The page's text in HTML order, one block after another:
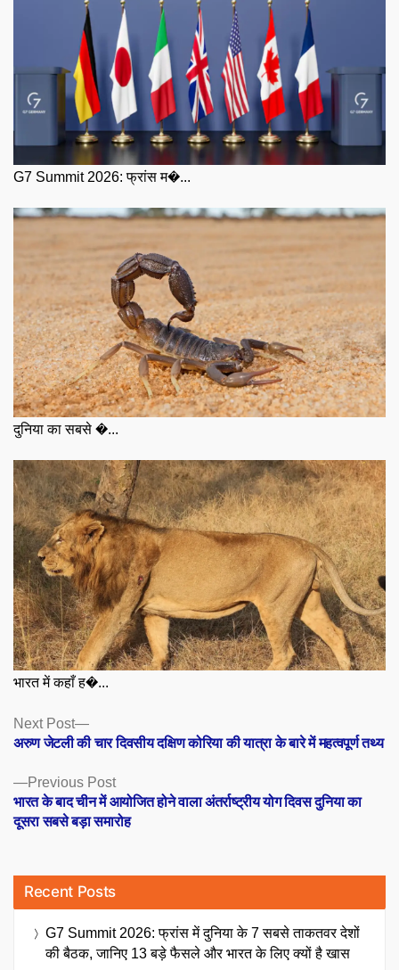
G7 Summit 2026: फ्रांस म�...
दुनिया का सबसे �...
भारत में कहाँ ह�...
Posts
navigation
Previous PostPrevious
post:
भारत के बाद चीन में आयोजित होने वाला अंतर्राष्ट्रीय योग दिवस दुनिया का
दूसरा सबसे बड़ा समारोह
Next Post
Next
post:
अरुण जेटली की चार दिवसीय दक्षिण कोरिया की यात्रा के बारे में महत्वपूर्ण तथ्य
Recent Posts
G7 Summit 2026: फ्रांस में दुनिया के 7 सबसे ताकतवर देशों
की बैठक, जानिए 13 बड़े फैसले और भारत के लिए क्यों है खास